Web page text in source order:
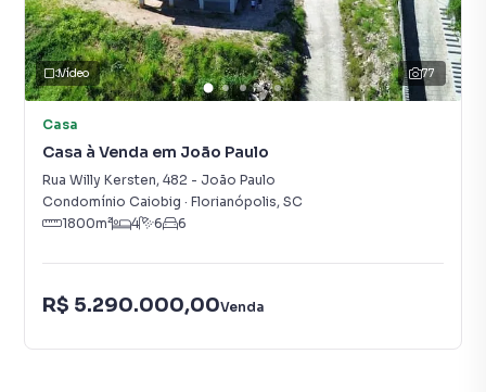
77
Vídeo
Casa
Casa à Venda em João Paulo
Rua Willy Kersten, 482 - João Paulo
Condomínio Caiobig · Florianópolis, SC
1800m² 4 6 6
R$ 5.290.000,00Venda